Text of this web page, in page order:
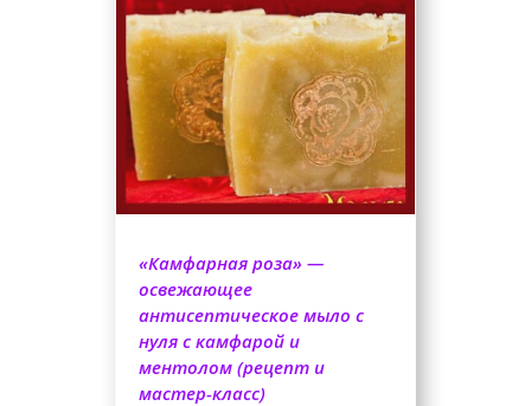
«Камфарная роза» —
освежающее
антисептическое мыло с
нуля с камфарой и
ментолом (рецепт и
мастер-класс)